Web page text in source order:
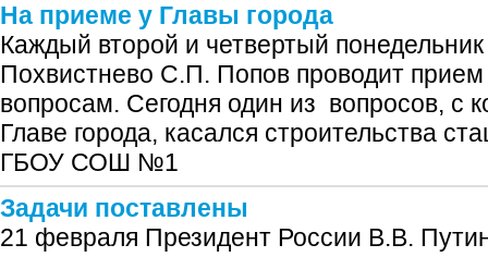
На приеме у Главы города
Каждый второй и четвертый
Похвистнево С.П. Попов проводит
вопросам. Сегодня один из вопросов, с
Главе города, касался строительства
ГБОУ СОШ №1
Задачи поставлены
21 февраля Президент России В.В.